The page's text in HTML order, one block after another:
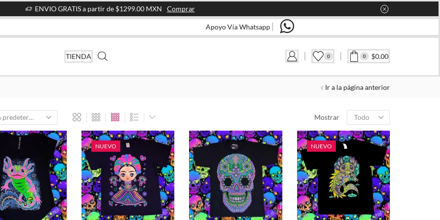
ENVIO GRATIS a partir de $1299.00 MXN Comprar
Apoyo Vía Whatsapp
TIENDA 0 0 $0.00
Ir a la página anterior
Mostrar
Products
per
page
NUEVO NUEVO
FILTRAR POR TALLA
EEG 10 12